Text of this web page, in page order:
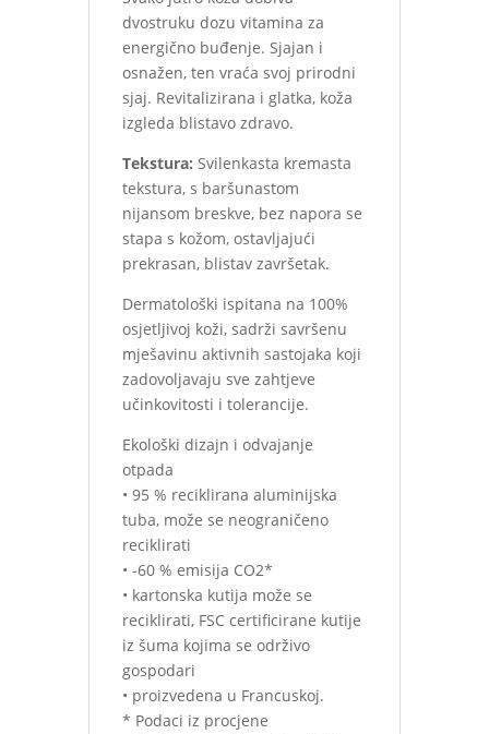
dvostruku dozu vitamina za
energično buđenje. Sjajan i
osnažen, ten vraća svoj prirodni
sjaj. Revitalizirana i glatka, koža
izgleda blistavo zdravo.
Tekstura: Svilenkasta kremasta
tekstura, s baršunastom
nijansom breskve, bez napora se
stapa s kožom, ostavljajući
prekrasan, blistav završetak.
Dermatološki ispitana na 100%
osjetljivoj koži, sadrži savršenu
mješavinu aktivnih sastojaka koji
zadovoljavaju sve zahtjeve
učinkovitosti i tolerancije.
Ekološki dizajn i odvajanje
otpada
• 95 % reciklirana aluminijska
tuba, može se neograničeno
reciklirati
• -60 % emisija CO2*
• kartonska kutija može se
reciklirati, FSC certificirane kutije
iz šuma kojima se održivo
gospodari
• proizvedena u Francuskoj.
* Podaci iz procjene